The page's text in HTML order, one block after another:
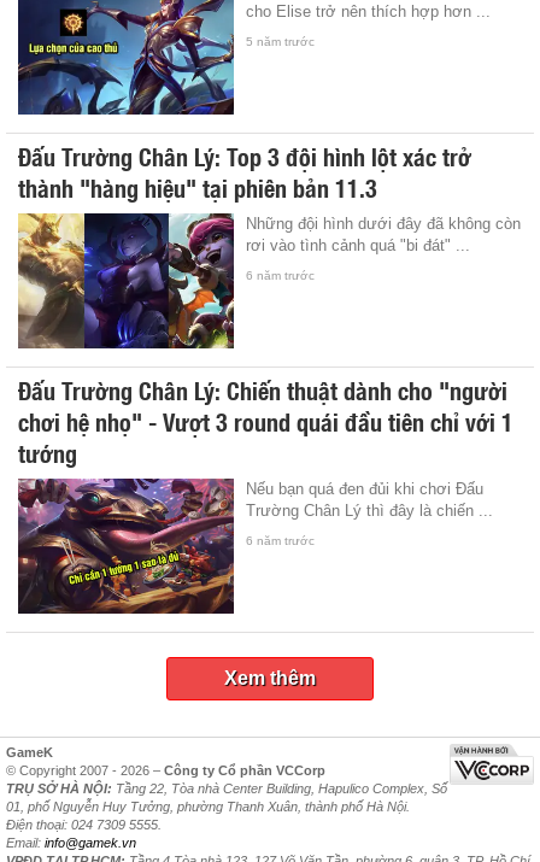
cho Elise trở nên thích hợp hơn ...
5 năm trước
Đấu Trường Chân Lý: Top 3 đội hình lột xác trở
thành "hàng hiệu" tại phiên bản 11.3
Những đội hình dưới đây đã không còn
rơi vào tình cảnh quá "bi đát" ...
6 năm trước
Đấu Trường Chân Lý: Chiến thuật dành cho "người
chơi hệ nhọ" - Vượt 3 round quái đầu tiên chỉ với 1
tướng
Nếu bạn quá đen đủi khi chơi Đấu
Trường Chân Lý thì đây là chiến ...
6 năm trước
Xem thêm
GameK
© Copyright 2007 - 2026 – Công ty Cổ phần VCCorp
TRỤ SỞ HÀ NỘI: Tầng 22, Tòa nhà Center Building, Hapulico Complex, Số
01, phố Nguyễn Huy Tưởng, phường Thanh Xuân, thành phố Hà Nội.
Điện thoại: 024 7309 5555.
Email: info@gamek.vn